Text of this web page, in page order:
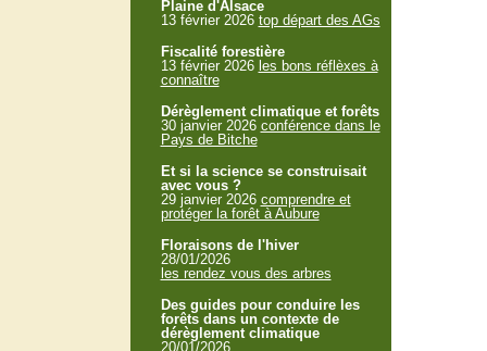
Plaine d'Alsace
13 février 2026 top départ des AGs
Fiscalité forestière
13 février 2026 les bons réflèxes à
connaître
Dérèglement climatique et forêts
30 janvier 2026 conférence dans le
Pays de Bitche
Et si la science se construisait
avec vous ?
29 janvier 2026 comprendre et
protéger la forêt à Aubure
Floraisons de l'hiver
28/01/2026
les rendez vous des arbres
Des guides pour conduire les
forêts dans un contexte de
dérèglement climatique
20/01/2026